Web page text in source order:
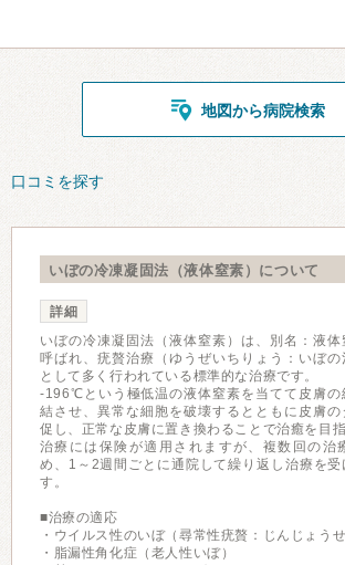
地図から病院検索
口コミを探す
いぼの冷凍凝固法（液体窒素）について
詳細
いぼの冷凍凝固法（液体窒素）は、別名：液体
呼ばれ、疣贅治療（ゆうぜいちりょう：いぼの
として多く行われている標準的な治療です。
-196℃という極低温の液体窒素を当てて皮膚の
結させ、異常な細胞を破壊するとともに皮膚の
促し、正常な皮膚に置き換わることで治癒を目指
治療には保険が適用されますが、複数回の治
め、1～2週間ごとに通院して繰り返し治療を受
す。
■治療の適応
・ウイルス性のいぼ（尋常性疣贅：じんじょう
・脂漏性角化症（老人性いぼ）